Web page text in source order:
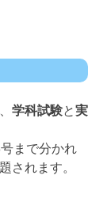
学科試験と実
まで分かれ
されます。